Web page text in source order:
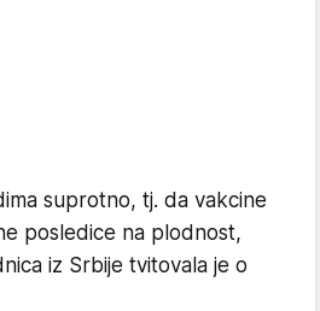
suprotno, tj. da vakcine
posledice na plodnost,
iz Srbije tvitovala je o